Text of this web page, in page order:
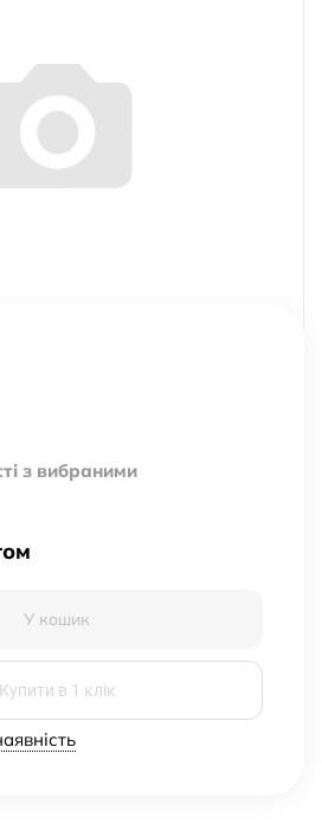
з вибраними
У кошик
Купити в 1 клік